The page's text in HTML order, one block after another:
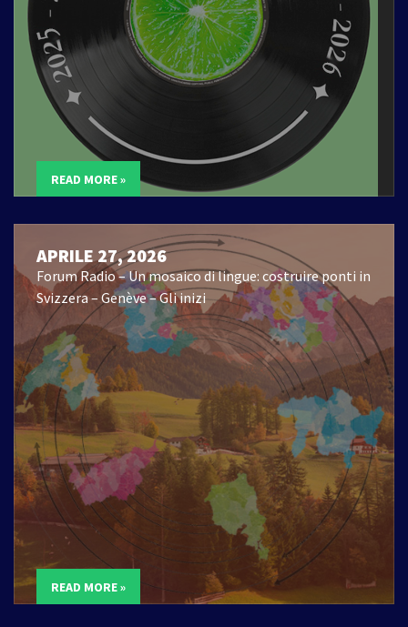
READ MORE »
APRILE 27, 2026
Forum Radio – Un mosaico di lingue: costruire ponti in
Svizzera – Genève – Gli inizi
READ MORE »